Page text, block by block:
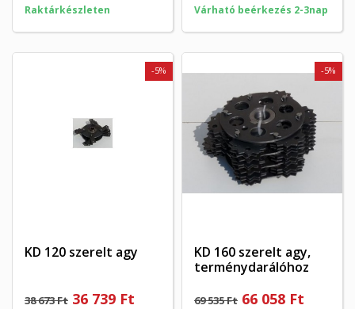
Raktárkészleten Várható beérkezés 2-3nap
KD 120 szerelt agy
38 673 Ft
-5%
36 739 Ft
KD 160 szerelt agy,
terménydarálóhoz
69 535 Ft
-5%
66 058 Ft